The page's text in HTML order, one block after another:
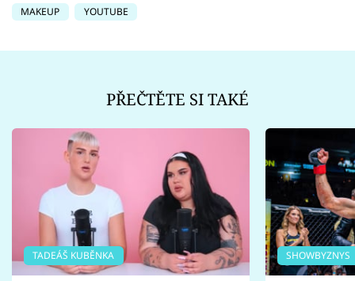
MAKEUP
YOUTUBE
PŘEČTĚTE SI TAKÉ
TADEÁŠ KUBĚNKA SHOWBYZNYS